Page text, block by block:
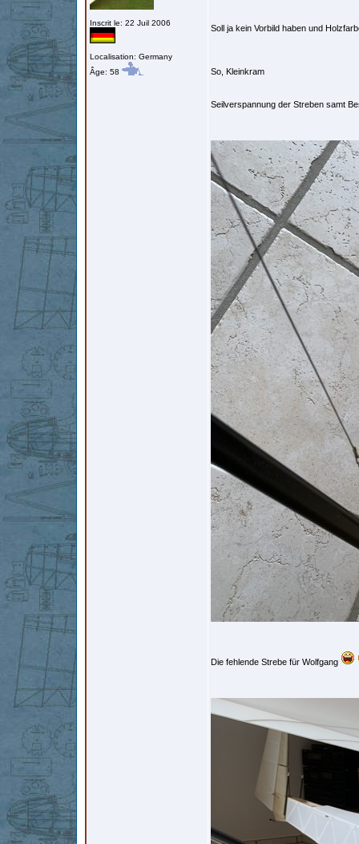
Inscrit le: 22 Juil 2006
Localisation: Germany
Âge: 58
Soll ja kein Vorbild haben und
So, Kleinkram
Seilverspannung der Streben samt
Die fehlende Strebe für Wolfgang